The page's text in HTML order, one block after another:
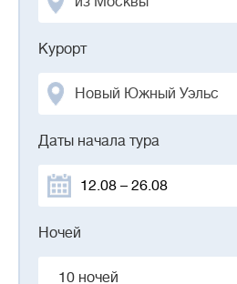
Курорт
Новый Южный Уэльс
Даты начала тура
Ночей
10 ночей